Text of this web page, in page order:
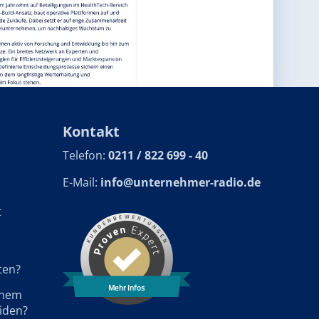
Kontakt
Telefon: 0211 / 822 699 - 40
E-Mail: info@unternehmer-radio.de
Mehr Infos